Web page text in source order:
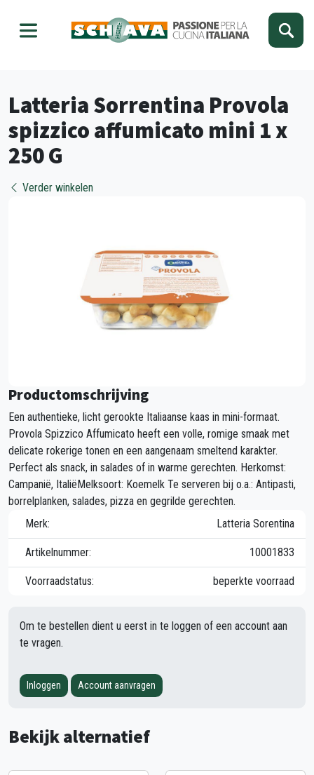
Latteria Sorrentina Provola
spizzico affumicato mini 1 x
250 G
Verder winkelen
Productomschrijving
Een authentieke, licht gerookte Italiaanse kaas in mini-formaat.
Provola Spizzico Affumicato heeft een volle, romige smaak met
delicate rokerige tonen en een aangenaam smeltend karakter.
Perfect als snack, in salades of in warme gerechten. Herkomst:
Campanië, ItaliëMelksoort: Koemelk Te serveren bij o.a.: Antipasti,
borrelplanken, salades, pizza en gegrilde gerechten.
Merk:
Latteria Sorentina
Artikelnummer: 10001833
Voorraadstatus: beperkte voorraad
Om te bestellen dient u eerst in te loggen of een account aan
te vragen.
Inloggen Account aanvragen
Bekijk alternatief